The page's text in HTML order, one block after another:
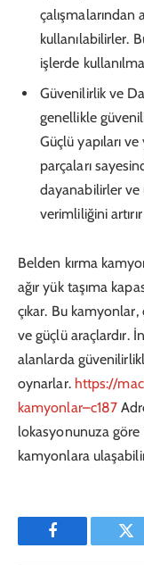
çalışmalarından
kullanılabilirler.
işlerde
Güvenilirlik ve
genellikle
Güçlü yapıları
parçaları
dayanabilirler ve
verimliliğini
Belden kırma
ağır yük taşıma
çıkar. Bu
ve güçlü araçlardır.
alanlarda
oynarlar. https://
kamyonlar–c187
lokasyonunuza
kamyonlara
Facebook